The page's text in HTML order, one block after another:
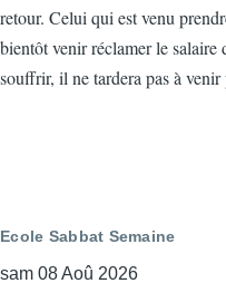
retour. Celui qui est venu
bientôt venir réclamer le salaire
souffrir, il ne tardera pas à venir
Ecole Sabbat Semaine
sam 08 Aoû 2026